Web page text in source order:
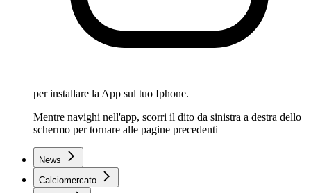
per installare la App sul tuo Iphone.
Mentre navighi nell'app, scorri il dito da sinistra a destra dello
schermo per tornare alle pagine precedenti
News
Calciomercato